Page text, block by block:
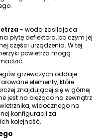
- woda zasilająca
płytę deflektora, po czym jej
części urządzenia. W tej
powietrza mogą
grzewczych oddaje
elementy, które
znajdującej się w górnej
jest na bieżąco na zewnątrz
widocznego na
konfiguracji za
kolejność.